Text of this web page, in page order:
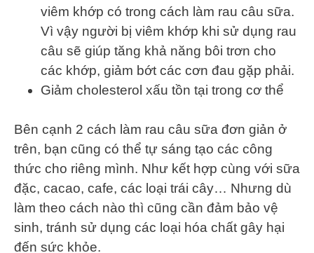
viêm khớp có trong cách làm rau câu sữa.
Vì vậy người bị viêm khớp khi sử dụng rau
câu sẽ giúp tăng khả năng bôi trơn cho
các khớp, giảm bớt các cơn đau gặp phải.
Giảm cholesterol xấu tồn tại trong cơ thể
Bên cạnh 2 cách làm rau câu sữa đơn giản ở
trên, bạn cũng có thể tự sáng tạo các công
thức cho riêng mình. Như kết hợp cùng với sữa
đặc, cacao, cafe, các loại trái cây… Nhưng dù
làm theo cách nào thì cũng cần đảm bảo vệ
sinh, tránh sử dụng các loại hóa chất gây hại
đến sức khỏe.